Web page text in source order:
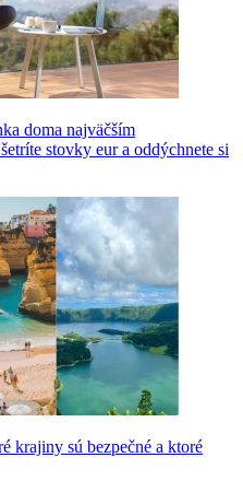
doma najväčším
stovky eur a oddýchnete si
krajiny sú bezpečné a ktoré